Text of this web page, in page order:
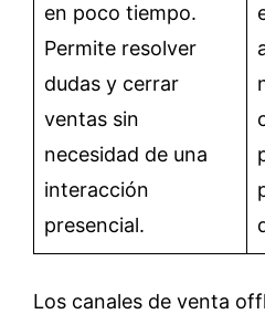
en poco tiempo.
Permite resolver
dudas y cerrar
ventas sin
necesidad de una
interacción
presencial.
Los canales de venta